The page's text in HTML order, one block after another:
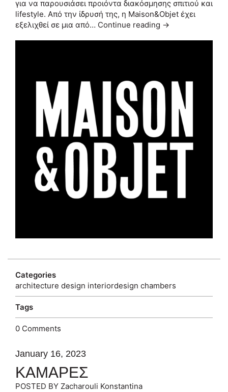
για να παρουσιάσει προιόντα διακόσμησης σπιτιού και
lifestyle. Από την ίδρυσή της, η Maison&Objet έχει
εξελιχθεί σε μια από… Continue reading →
Categories
architecture design interiordesign chambers
Tags
0 Comments
January 16, 2023
ΚΑΜΑΡΕΣ
POSTED BY Zacharouli Konstantina